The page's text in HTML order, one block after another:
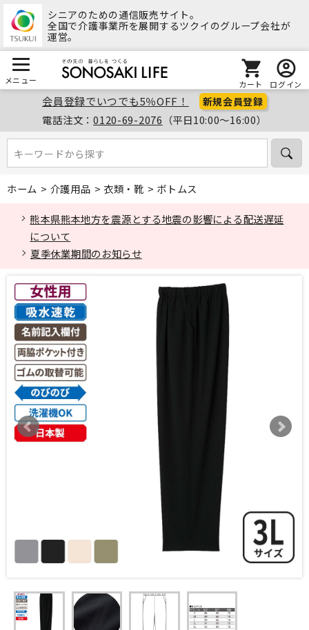
シニアのための通信販売サイト。
全国で介護事業所を展開するツクイのグループ会社が
運営。
メニュー カート ログイン
会員登録でいつでも5％OFF！ 新規会員登録
電話注文：0120-69-2076 （平日10:00～16:00）
キーワードから探す
キーワードから探す
ホーム > 介護用品 > 衣類・靴 > ボトムス
熊本県熊本地方を震源とする地震の影響による配送遅延
について
夏季休業期間のお知らせ